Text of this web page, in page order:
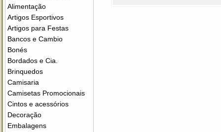
Alimentação
Artigos Esportivos
Artigos para Festas
Bancos e Cambio
Bonés
Bordados e Cia.
Brinquedos
Camisaria
Camisetas Promocionais
Cintos e acessórios
Decoração
Embalagens